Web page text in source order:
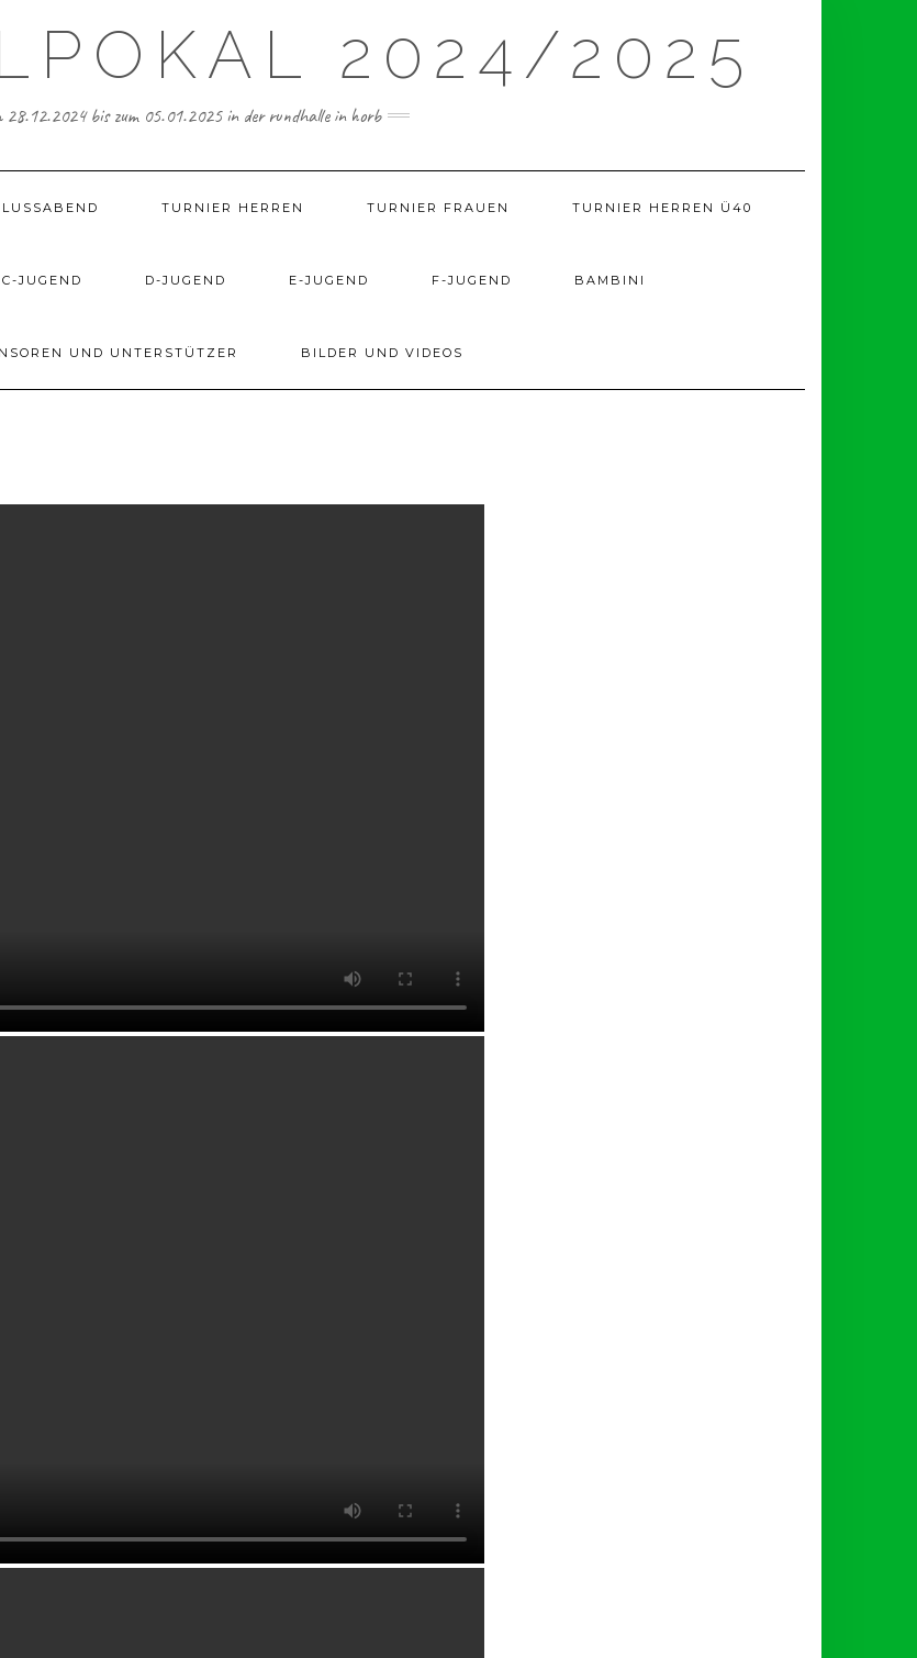
2024/2025
28.12.2024 bis zum 05.01.2025 in der rundhalle in horb
TURNIER HERREN TURNIER FRAUEN TURNIER HERREN Ü40
C-JUGEND D-JUGEND E-JUGEND F-JUGEND BAMBINI
UND UNTERSTÜTZER BILDER UND VIDEOS